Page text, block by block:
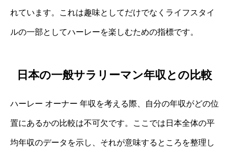
れています。これは趣味としてだけでなくライフスタイ
ルの一部としてハーレーを楽しむための指標です。
日本の一般サラリーマン年収との比較
ハーレー オーナー 年収を考える際、自分の年収がどの位
置にあるかの比較は不可欠です。ここでは日本全体の平
均年収のデータを示し、それが意味するところを整理し